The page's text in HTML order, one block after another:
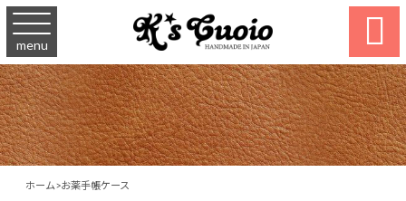
menu 
ホーム>お薬手帳ケース